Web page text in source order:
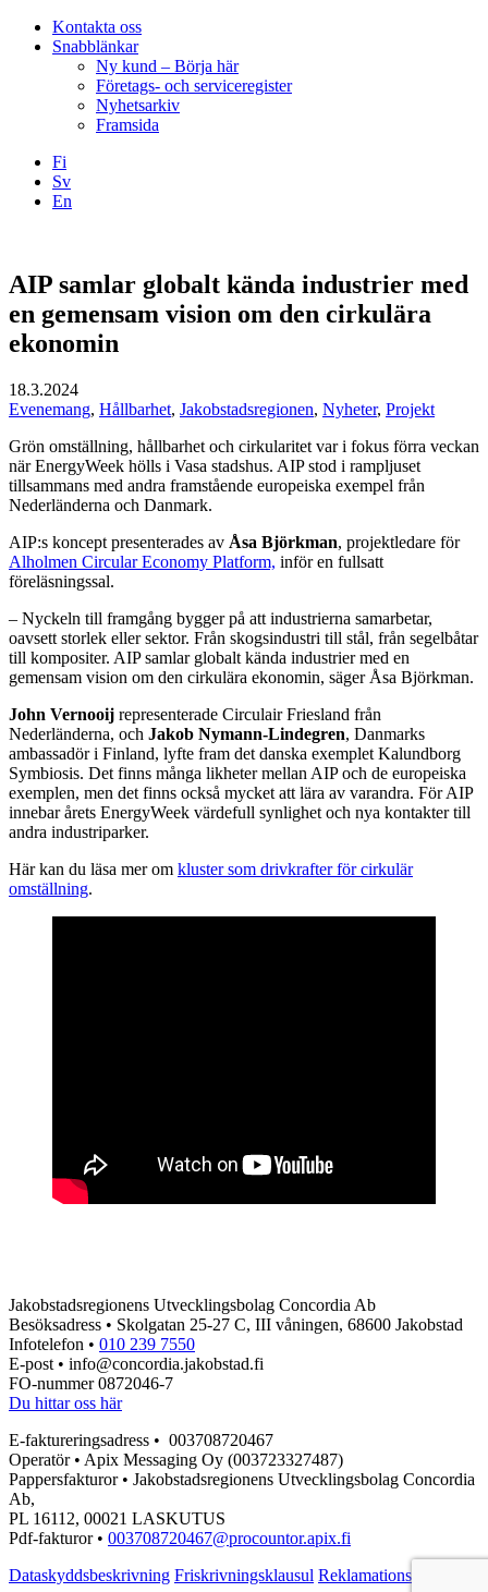
Kontakta oss
Snabblänkar
Ny kund – Börja här
Företags- och serviceregister
Nyhetsarkiv
Framsida
Fi
Sv
En
AIP samlar globalt kända industrier med
en gemensam vision om den cirkulära
ekonomin
18.3.2024
Evenemang, Hållbarhet, Jakobstadsregionen, Nyheter, Projekt
Grön omställning, hållbarhet och cirkularitet var i fokus förra veckan
när EnergyWeek hölls i Vasa stadshus. AIP stod i rampljuset
tillsammans med andra framstående europeiska exempel från
Nederländerna och Danmark.
AIP:s koncept presenterades av Åsa Björkman, projektledare för
Alholmen Circular Economy Platform, inför en fullsatt
föreläsningssal.
– Nyckeln till framgång bygger på att industrierna samarbetar,
oavsett storlek eller sektor. Från skogsindustri till stål, från segelbåtar
till kompositer. AIP samlar globalt kända industrier med en
gemensam vision om den cirkulära ekonomin, säger Åsa Björkman.
John Vernooij representerade Circulair Friesland från
Nederländerna, och Jakob Nymann-Lindegren, Danmarks
ambassadör i Finland, lyfte fram det danska exemplet Kalundborg
Symbiosis. Det finns många likheter mellan AIP och de europeiska
exemplen, men det finns också mycket att lära av varandra. För AIP
innebar årets EnergyWeek värdefull synlighet och nya kontakter till
andra industriparker.
Här kan du läsa mer om kluster som drivkrafter för cirkulär
omställning.
Jakobstadsregionens Utvecklingsbolag Concordia Ab
Besöksadress • Skolgatan 25-27 C, III våningen, 68600 Jakobstad
Infotelefon • 010 239 7550
E-post • info@concordia.jakobstad.fi
FO-nummer 0872046-7
Du hittar oss här
E-faktureringsadress • 003708720467
Operatör • Apix Messaging Oy (003723327487)
Pappersfakturor • Jakobstadsregionens Utvecklingsbolag Concordia
Ab,
PL 16112, 00021 LASKUTUS
Pdf-fakturor • 003708720467@procountor.apix.fi
Dataskyddsbeskrivning Friskrivningsklausul Reklamationsblankett